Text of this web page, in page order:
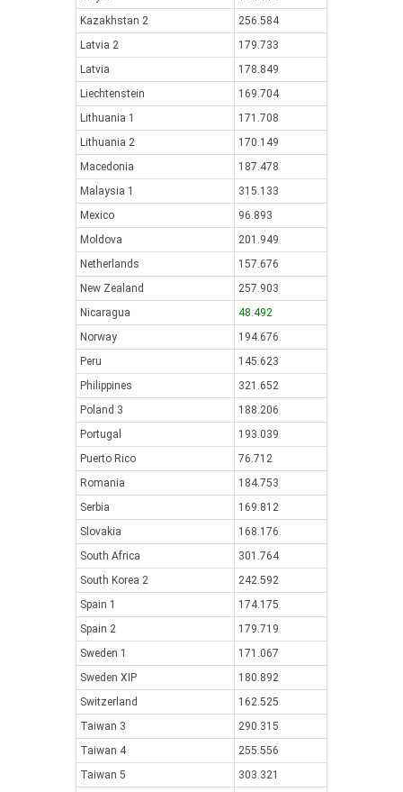
Kazakhstan 2
256.584
Latvia 2
179.733
Latvia
178.849
Liechtenstein
169.704
Lithuania 1
171.708
Lithuania 2
170.149
Macedonia
187.478
Malaysia 1
315.133
Mexico
96.893
Moldova
201.949
Netherlands
157.676
New Zealand
257.903
Nicaragua
48.492
Norway
194.676
Peru
145.623
Philippines
321.652
Poland 3
188.206
Portugal
193.039
Puerto Rico
76.712
Romania
184.753
Serbia
169.812
Slovakia
168.176
South Africa
301.764
South Korea 2
242.592
Spain 1
174.175
Spain 2
179.719
Sweden 1
171.067
Sweden XIP
180.892
Switzerland
162.525
Taiwan 3
290.315
Taiwan 4
255.556
Taiwan 5
303.321